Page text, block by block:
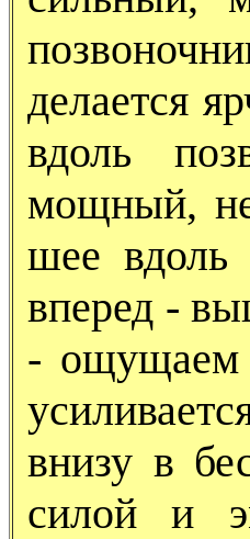
делается
вдоль
мощный,
шее вдоль
вперед -
- ощущаем
внизу в
силой и